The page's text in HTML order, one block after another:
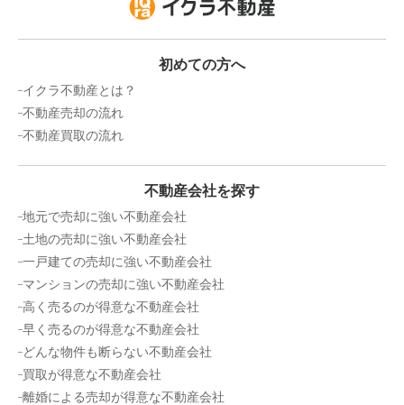
初めての方へ
イクラ不動産とは？
不動産売却の流れ
不動産買取の流れ
不動産会社を探す
地元で売却に強い不動産会社
土地の売却に強い不動産会社
一戸建ての売却に強い不動産会社
マンションの売却に強い不動産会社
高く売るのが得意な不動産会社
早く売るのが得意な不動産会社
どんな物件も断らない不動産会社
買取が得意な不動産会社
離婚による売却が得意な不動産会社